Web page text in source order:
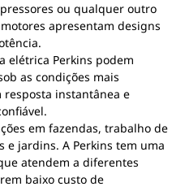
ou qualquer outro
apresentam designs
elétrica Perkins podem
as condições mais
resposta instantânea e
em fazendas, trabalho de
e jardins. A Perkins tem uma
atendem a diferentes
baixo custo de